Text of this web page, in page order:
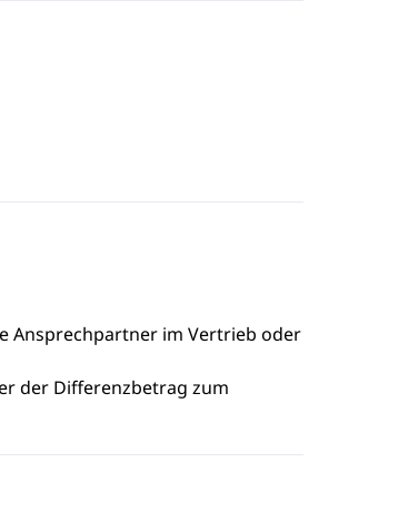
Ansprechpartner im Vertrieb oder
der Differenzbetrag zum